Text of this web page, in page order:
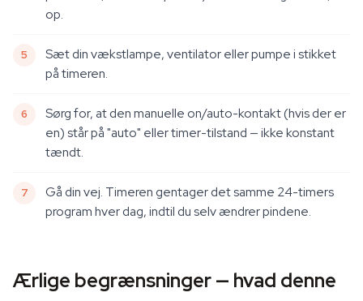
op.
Sæt din vækstlampe, ventilator eller pumpe i stikket
på timeren.
Sørg for, at den manuelle on/auto-kontakt (hvis der er
en) står på "auto" eller timer-tilstand — ikke konstant
tændt.
Gå din vej. Timeren gentager det samme 24-timers
program hver dag, indtil du selv ændrer pindene.
Ærlige begrænsninger — hvad denne